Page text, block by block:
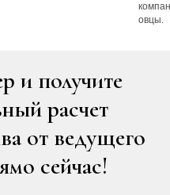
овцы.
и получите
расчет
от ведущего
сейчас!